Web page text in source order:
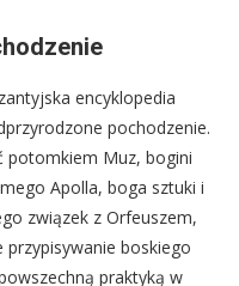
encyklopedia
pochodzenie.
potomkiem Muz, bogini
Apolla, boga sztuki i
związek z Orfeuszem,
boskiego
praktyką w